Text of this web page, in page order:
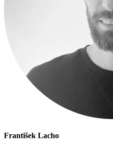
František Lacho